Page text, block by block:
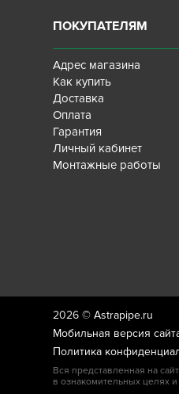
ПОКУПАТЕЛЯМ
Адрес магазина
Как купить
Доставка
Оплата
Гарантия
Личный кабинет
Монтажные работы
2026 ©Astrapipe.ru
Мобильная версия
Политика
Вся представленная на
в ознакомительных целях